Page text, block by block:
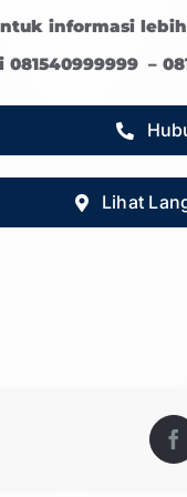
informasi
081540999999 –
Lihat